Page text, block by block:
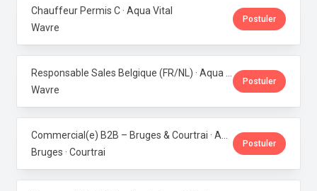
Chauffeur Permis C · Aqua Vital
Wavre
Postuler
Wavre
Postuler
Bruges · Courtrai
Postuler